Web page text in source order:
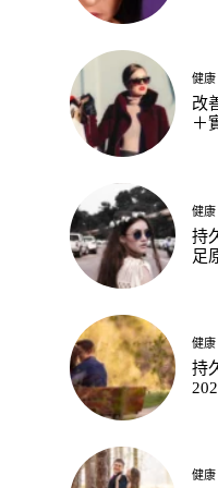
健康
改
＋
健康
持
足
健康
持
健康